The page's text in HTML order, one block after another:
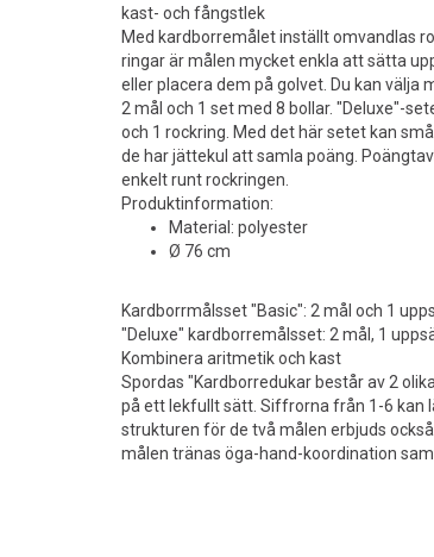
kast- och fångstlek
Med kardborremålet inställt omvandlas
ringar är målen mycket enkla att sätta
eller placera dem på golvet. Du kan välja
2 mål och 1 set med 8 bollar. "Deluxe"-
och 1 rockring. Med det här setet kan
de har jättekul att samla poäng.
enkelt runt rockringen.
Produktinformation:
Material: polyester
Ø 76 cm
Kardborrmålsset "Basic": 2 mål och 1
"Deluxe" kardborremålsset: 2 mål, 1
Kombinera aritmetik och kast
Spordas "Kardborredukar består av 2
på ett lekfullt sätt. Siffrorna från 1-6 kan
strukturen för de två målen erbjuds
målen tränas öga-hand-koordination